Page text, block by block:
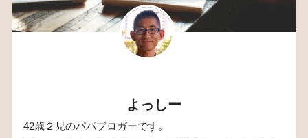
よっしー
42歳２児のパパブロガーです。